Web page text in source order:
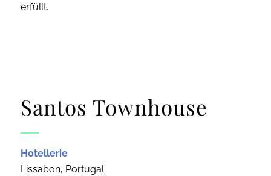
erfüllt.
Santos Townhouse
Hotellerie
Lissabon, Portugal